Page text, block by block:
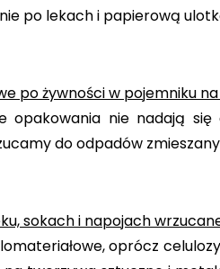
po lekach i papierową
po żywności w pojemniku
opakowania nie nadają
do odpadów
sokach i napojach
oprócz